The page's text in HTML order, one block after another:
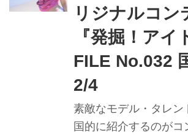
リジナルコン
『発掘！アイ
FILE No.032
2/4
素敵なモデル・タレン
国的に紹介するのがコ